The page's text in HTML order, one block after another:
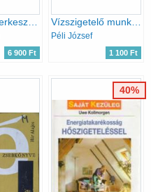
Kishajók szerkesztése és építése
6 900 Ft
Vízszigetelő munka (Bitumenes és műanyag szigetelések)
Péli József
1 100 Ft
40%